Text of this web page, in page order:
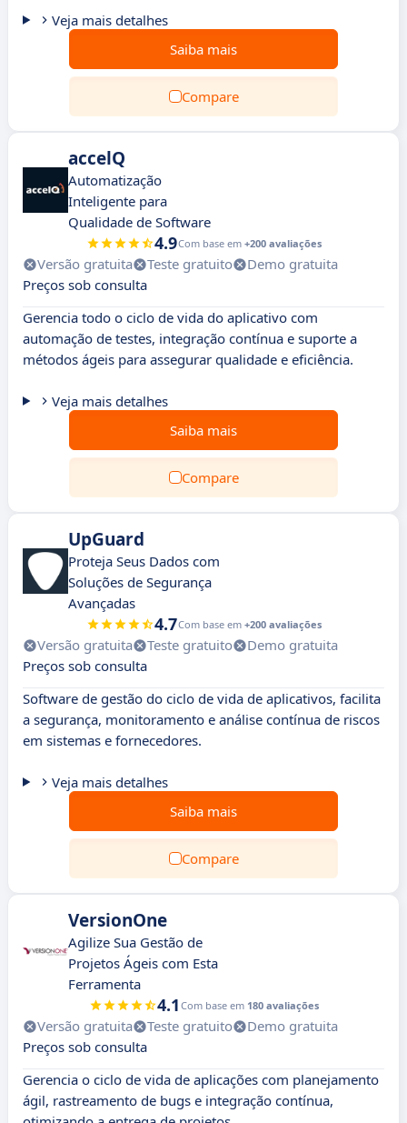
Veja mais detalhes
Saiba mais
Compare
accelQ
Automatização
Inteligente para
Qualidade de Software
4.9Com base em +200 avaliações
Versão gratuita Teste gratuito
Demo gratuita
Preços sob consulta
Gerencia todo o ciclo de vida do aplicativo com
automação de testes, integração contínua e suporte a
métodos ágeis para assegurar qualidade e eficiência.
Veja mais detalhes
Saiba mais
Compare
UpGuard
Proteja Seus Dados com
Soluções de Segurança
Avançadas
4.7Com base em +200 avaliações
Versão gratuita Teste gratuito
Demo gratuita
Preços sob consulta
Software de gestão do ciclo de vida de aplicativos, facilita
a segurança, monitoramento e análise contínua de riscos
em sistemas e fornecedores.
Veja mais detalhes
Saiba mais
Compare
VersionOne
Agilize Sua Gestão de
Projetos Ágeis com Esta
Ferramenta
4.1 Com base em 180 avaliações
Versão gratuita Teste gratuito
Demo gratuita
Preços sob consulta
Gerencia o ciclo de vida de aplicações com planejamento
ágil, rastreamento de bugs e integração contínua,